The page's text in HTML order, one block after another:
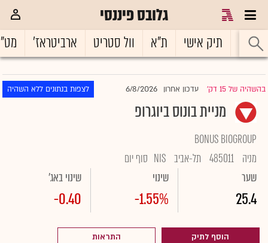
גלובס פיננסי
ראשי תיק אישי ת"א וול סטריט ארביטראז'
בהשהיה של 15 דק' |עדכון אחרון 6/8/2026 לצפות בנתונים ללא השהיה
מניית בונוס ביוגרופ
BONUS BIOGROUP
מניה 485011 תל-אביב NIS סוף יום
שער
25.4
שינוי
-1.55%
שינוי באג'
-0.40
הוסף לתיק התראות